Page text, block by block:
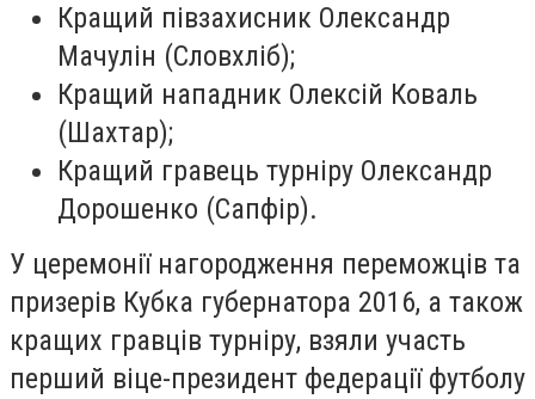
Кращий півзахисник Олександр
Мачулін (Словхліб);
Кращий нападник Олексій Коваль
(Шахтар);
Кращий гравець турніру Олександр
Дорошенко (Сапфір).
У церемонії нагородження переможців та
призерів Кубка губернатора 2016, а також
кращих гравців турніру, взяли участь
перший віце-президент федерації футболу